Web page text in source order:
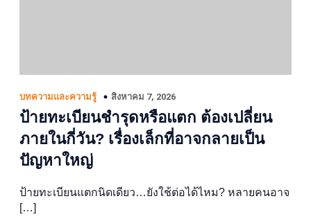
บทความและความรู้ สิงหาคม 7, 2026
ป้ายทะเบียนชำรุดหรือแตก ต้องเปลี่ยน
ภายในกี่วัน? เรื่องเล็กที่อาจกลายเป็น
ปัญหาใหญ่
ป้ายทะเบียนแตกนิดเดียว…ยังใช้ต่อได้ไหม? หลายคนอาจ
[…]